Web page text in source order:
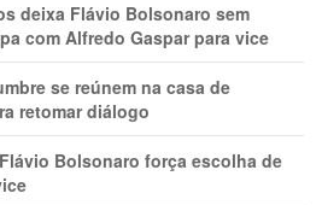
deixa Flávio Bolsonaro sem
com Alfredo Gaspar para vice
se reúnem na casa de
retomar diálogo
Bolsonaro força escolha de